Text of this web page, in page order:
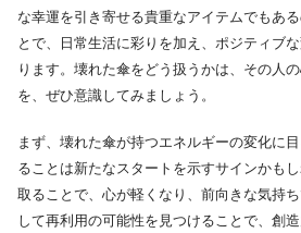
な幸運を引き寄せる貴重なアイテムでもあ
とで、日常生活に彩りを加え、ポジティブ
ります。壊れた傘をどう扱うかは、その人
を、ぜひ意識してみましょう。
まず、壊れた傘が持つエネルギーの変化に
ることは新たなスタートを示すサインかも
取ることで、心が軽くなり、前向きな気持
して再利用の可能性を見つけることで、創